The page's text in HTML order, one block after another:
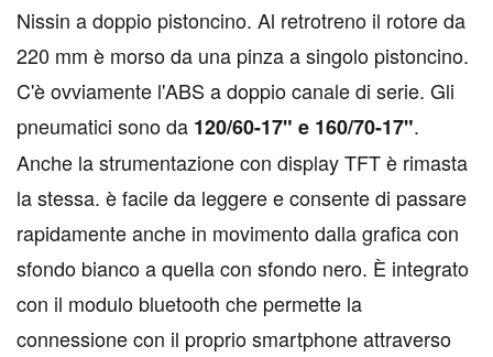
Nissin a doppio pistoncino. Al retrotreno il rotore da
220 mm è morso da una pinza a singolo pistoncino.
C'è ovviamente l'ABS a doppio canale di serie. Gli
pneumatici sono da 120/60-17" e 160/70-17".
Anche la strumentazione con display TFT è rimasta
la stessa. è facile da leggere e consente di passare
rapidamente anche in movimento dalla grafica con
sfondo bianco a quella con sfondo nero. È integrato
con il modulo bluetooth che permette la
connessione con il proprio smartphone attraverso